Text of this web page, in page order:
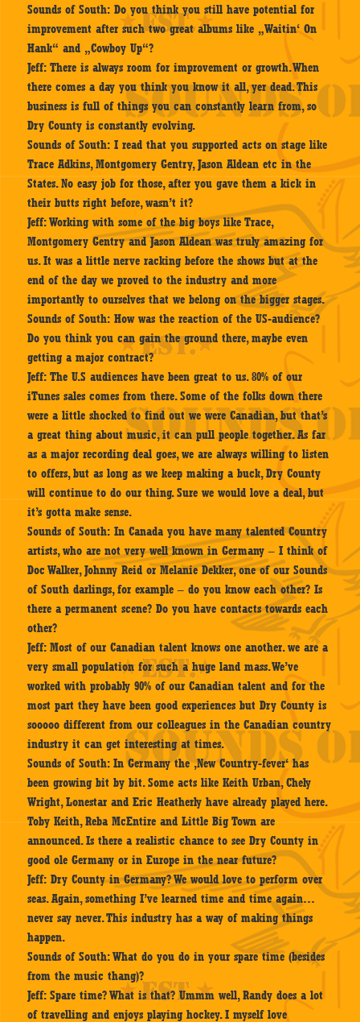
Sounds of South: Do you think you still have potential for
improvement after such two great albums like „Waitin‘ On
Hank“ and „Cowboy Up“?
Jeff: There is always room for improvement or growth. When
there comes a day you think you know it all, yer dead. This
business is full of things you can constantly learn from, so
Dry County is constantly evolving.
Sounds of South: I read that you supported acts on stage like
Trace Adkins, Montgomery Gentry, Jason Aldean etc in the
States. No easy job for those, after you gave them a kick in
their butts right before, wasn’t it?
Jeff:Working with some of the big boys like Trace,
Montgomery Gentry and Jason Aldean was truly amazing for
us. It was a little nerve racking before the shows but at the
end of the day we proved to the industry and more
importantly to ourselves that we belong on the bigger stages.
Sounds of South: How was the reaction of the US-audience?
Do you think you can gain the ground there, maybe even
getting a major contract?
Jeff: The U.S audiences have been great to us. 80% of our
iTunes sales comes from there. Some of the folks down there
were a little shocked to find out we were Canadian, but that’s
a great thing about music, it can pull people together. As far
as a major recording deal goes, we are always willing to listen
to offers, but as long as we keep making a buck, Dry County
will continue to do our thing. Sure we would love a deal, but
it’s gotta make sense.
Sounds of South: In Canada you have many talented Country
artists, who are not very well known in Germany – I think of
Doc Walker, Johnny Reid or Melanie Dekker, one of our Sounds
of South darlings, for example – do you know each other? Is
there a permanent scene? Do you have contacts towards each
other?
Jeff: Most of our Canadian talent knows one another. we are a
very small population for such a huge land mass. We’ve
worked with probably 90% of our Canadian talent and for the
most part they have been good experiences but Dry County is
sooooo different from our colleagues in the Canadian country
industry it can get interesting at times.
Sounds of South: In Germany the ‚New Country-fever‘ has
been growing bit by bit. Some acts like Keith Urban, Chely
Wright, Lonestar and Eric Heatherly have already played here.
Toby Keith, Reba McEntire and Little Big Town are
announced. Is there a realistic chance to see Dry County in
good ole Germany or in Europe in the near future?
Jeff: Dry County in Germany? We would love to perform over
seas. Again, something I’ve learned time and time again…
never say never. This industry has a way of making things
happen.
Sounds of South:What do you do in your spare time (besides
from the music thang)?
Jeff: Spare time? What is that? Ummm well, Randy does a lot
of travelling and enjoys playing hockey. I myself love